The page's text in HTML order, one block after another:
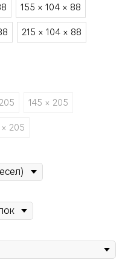
155 × 104 × 88
215 × 104 × 88
145 × 205
205